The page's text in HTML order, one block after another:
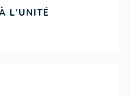
L'UNITÉ